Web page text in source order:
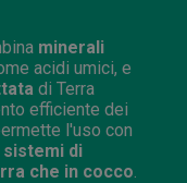
minerali
acidi umici, e
di Terra
efficiente dei
l'uso con
sistemi di
che in cocco